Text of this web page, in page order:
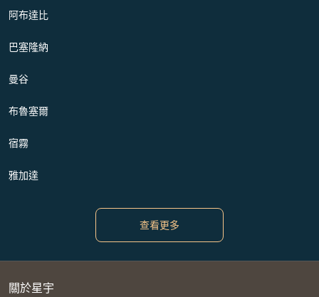
阿布達比
巴塞隆納
曼谷
布魯塞爾
宿霧
雅加達
查看更多
關於星宇